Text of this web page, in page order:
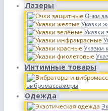
Лазеры
Очки
Указки
Указки
Указки
Интимные товары
вибромассажеры
Одежда